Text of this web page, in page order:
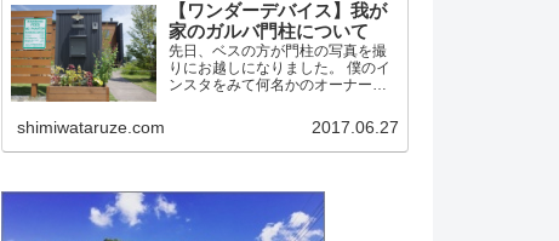
【ワンダーデバイス】我が
家のガルバ門柱について
先日、ベスの方が門柱の写真を撮
りにお越しになりました。 僕のイ
ンスタをみて何名かのオーナー候
たようです。 そこで今後の方のた
めに我家の門柱について詳細を記
載しておこうかと思います。 作り
shimiwataruze.com 2017.06.27